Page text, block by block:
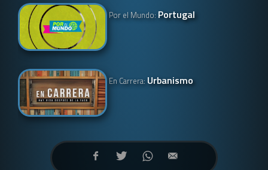
Por el Mundo: Portugal
En Carrera: Urbanismo